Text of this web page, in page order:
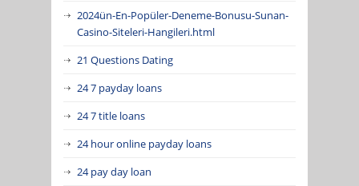
2024ün-En-Popüler-Deneme-Bonusu-Sunan-
Casino-Siteleri-Hangileri.html
21 Questions Dating
24 7 payday loans
24 7 title loans
24 hour online payday loans
24 pay day loan